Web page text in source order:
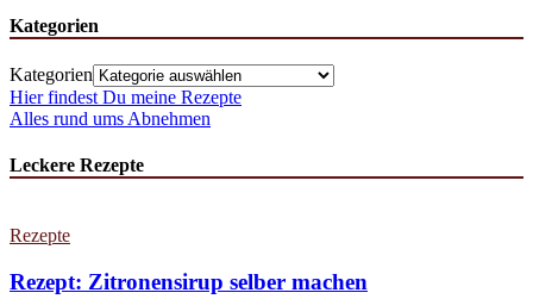
Kategorien
Kategorien
Hier findest Du meine Rezepte
Alles rund ums Abnehmen
Leckere Rezepte
Rezepte
Rezept: Zitronensirup selber machen